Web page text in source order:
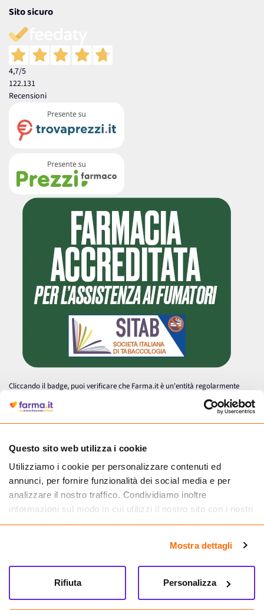
Questo sito web utilizza i cookie
Utilizziamo i cookie per personalizzare contenuti ed
annunci, per fornire funzionalità dei social media e per
analizzare il nostro traffico. Condividiamo inoltre
informazioni sul modo in cui utilizzi il nostro sito con i nostri
partner che si occupano di analisi dei dati web, pubblicità e
informazioni che hai fornito loro o che hanno raccolto dal
tuo utilizzo dei loro servizi.
Mostra dettagli
Personalizza
Rifiuta
Sito sicuro
4,7/5
122.131
Recensioni
Cliccando il badge, puoi verificare che Farma.it è un'entità regolarmente
autorizzata dal Ministero della Salute a effettuare la vendita online di
medicinali.
Farma.it S.a.s. P. IVA 07417261216 REA: NA-884088